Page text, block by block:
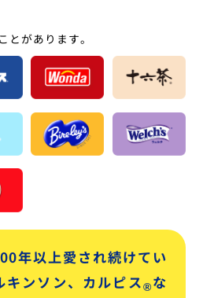
があります。
年以上愛され続けてい
キンソン、カルピス®な